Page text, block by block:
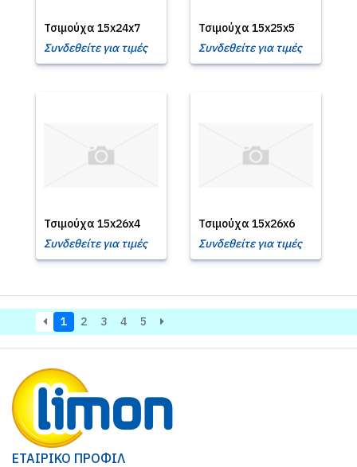
Τσιμούχα 15x24x7
Συνδεθείτε για τιμές
Τσιμούχα 15x25x5
Συνδεθείτε για τιμές
Τσιμούχα 15x26x4
Συνδεθείτε για τιμές
Τσιμούχα 15x26x6
Συνδεθείτε για τιμές
1 2 3 4 5
ΕΤΑΙΡΙΚΟ ΠΡΟΦΙΛ